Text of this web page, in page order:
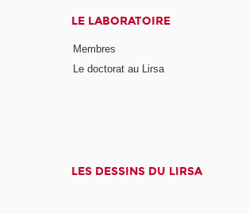
LE LABORATOIRE
Membres
Le doctorat au Lirsa
LES DESSINS DU LIRSA